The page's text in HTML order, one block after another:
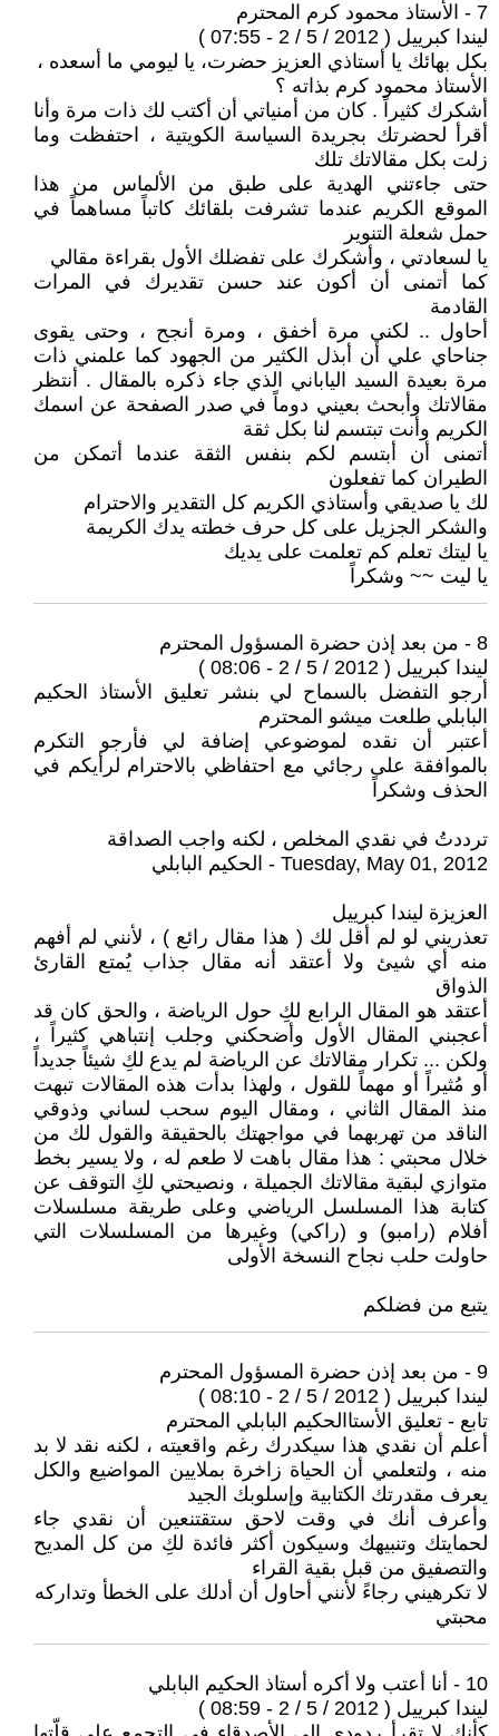
7 - الأستاذ محمود كرم المحترم
ليندا كبرييل ( 2012 / 5 / 2 - 07:55 )
بكل بهائك يا أستاذي العزيز حضرت، يا ليومي ما أسعده ،
الأستاذ محمود كرم بذاته ؟
أشكرك كثيراً . كان من أمنياتي أن أكتب لك ذات مرة وأنا
أقرأ لحضرتك بجريدة السياسة الكويتية ، احتفظت وما
زلت بكل مقالاتك تلك
حتى جاءتني الهدية على طبق من الألماس من هذا
الموقع الكريم عندما تشرفت بلقائك كاتباً مساهماً في
حمل شعلة التنوير
يا لسعادتي ، وأشكرك على تفضلك الأول بقراءة مقالي
كما أتمنى أن أكون عند حسن تقديرك في المرات
القادمة
أحاول .. لكني مرة أخفق ، ومرة أنجح ، وحتى يقوى
جناحاي علي أن أبذل الكثير من الجهود كما علمني ذات
مرة بعيدة السيد الياباني الذي جاء ذكره بالمقال . أنتظر
مقالاتك وأبحث بعيني دوماً في صدر الصفحة عن اسمك
الكريم وأنت تبتسم لنا بكل ثقة
أتمنى أن أبتسم لكم بنفس الثقة عندما أتمكن من
الطيران كما تفعلون
لك يا صديقي وأستاذي الكريم كل التقدير والاحترام
والشكر الجزيل على كل حرف خطته يدك الكريمة
يا ليتك تعلم كم تعلمت على يديك
يا ليت ~~ وشكراً
8 - من بعد إذن حضرة المسؤول المحترم
ليندا كبرييل ( 2012 / 5 / 2 - 08:06 )
أرجو التفضل بالسماح لي بنشر تعليق الأستاذ الحكيم
البابلي طلعت ميشو المحترم
أعتبر أن نقده لموضوعي إضافة لي فأرجو التكرم
بالموافقة على رجائي مع احتفاظي بالاحترام لرأيكم في
الحذف وشكراً
ترددتُ في نقدي المخلص ، لكنه واجب الصداقة
Tuesday, May 01, 2012 - الحكيم البابلي
العزيزة ليندا كبرييل
تعذريني لو لم أقل لك ( هذا مقال رائع ) ، لأنني لم أفهم
منه أي شيئ ولا أعتقد أنه مقال جذاب يُمتع القارئ
الذواق
أعتقد هو المقال الرابع لكِ حول الرياضة ، والحق كان قد
أعجبني المقال الأول وأضحكني وجلب إنتباهي كثيراً ،
ولكن ... تكرار مقالاتك عن الرياضة لم يدع لكِ شيئاً جديداً
أو مُثيراً أو مهماً للقول ، ولهذا بدأت هذه المقالات تبهت
منذ المقال الثاني ، ومقال اليوم سحب لساني وذوقي
الناقد من تهربهما في مواجهتك بالحقيقة والقول لك من
خلال محبتي : هذا مقال باهت لا طعم له ، ولا يسير بخط
متوازي لبقية مقالاتك الجميلة ، ونصيحتي لكِ التوقف عن
كتابة هذا المسلسل الرياضي وعلى طريقة مسلسلات
أفلام (رامبو) و (راكي) وغيرها من المسلسلات التي
حاولت حلب نجاح النسخة الأولى
يتبع من فضلكم
9 - من بعد إذن حضرة المسؤول المحترم
ليندا كبرييل ( 2012 / 5 / 2 - 08:10 )
تابع - تعليق الأستاالحكيم البابلي المحترم
أعلم أن نقدي هذا سيكدرك رغم واقعيته ، لكنه نقد لا بد
منه ، ولتعلمي أن الحياة زاخرة بملايين المواضيع والكل
يعرف مقدرتك الكتابية وإسلوبك الجيد
وأعرف أنك في وقت لاحق ستقتنعين أن نقدي جاء
لحمايتك وتنبيهك وسيكون أكثر فائدة لكِ من كل المديح
والتصفيق من قبل بقية القراء
لا تكرهيني رجاءً لأنني أحاول أن أدلك على الخطأ وتداركه
محبتي
10 - أنا أعتب ولا أكره أستاذ الحكيم البابلي
ليندا كبرييل ( 2012 / 5 / 2 - 08:59 )